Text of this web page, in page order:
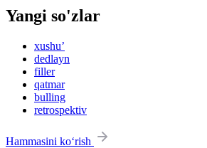
Yangi so'zlar
xushu’
dedlayn
filler
qatmar
bulling
retrospektiv
Hammasini ko‘rish